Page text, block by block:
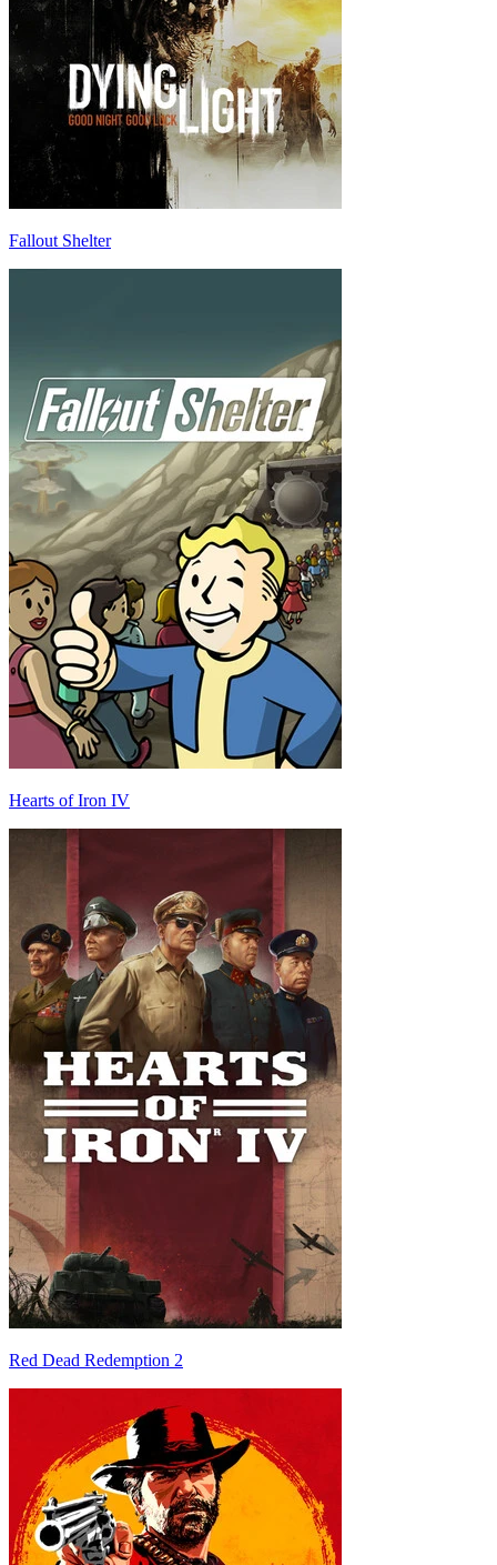
Fallout Shelter
Hearts of Iron IV
Red Dead Redemption 2